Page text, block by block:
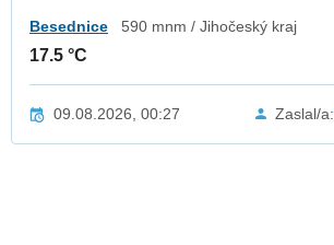
Besednice 590 mnm / Jihočeský kraj
17.5 °C
09.08.2026, 00:27 Zaslal/a: